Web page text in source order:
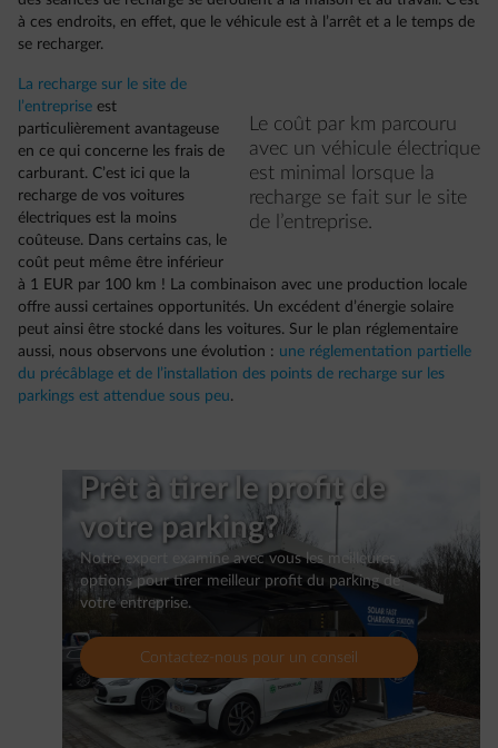
à ces endroits, en effet, que le véhicule est à l’arrêt et a le temps de
se recharger.
Le coût par km parcouru
avec un véhicule électrique
est minimal lorsque la
recharge se fait sur le site
de l’entreprise.
La recharge sur le site de
l’entreprise est
particulièrement avantageuse
en ce qui concerne les frais de
carburant. C’est ici que la
recharge de vos voitures
électriques est la moins
coûteuse. Dans certains cas, le
coût peut même être inférieur
à 1 EUR par 100 km ! La combinaison avec une production locale
offre aussi certaines opportunités. Un excédent d’énergie solaire
peut ainsi être stocké dans les voitures. Sur le plan réglementaire
aussi, nous observons une évolution : une réglementation partielle
du précâblage et de l’installation des points de recharge sur les
parkings est attendue sous peu.
Prêt à tirer le profit de
votre parking?
Notre expert examine avec vous les meilleures
options pour tirer meilleur profit du parking de
votre entreprise.
Contactez-nous pour un conseil